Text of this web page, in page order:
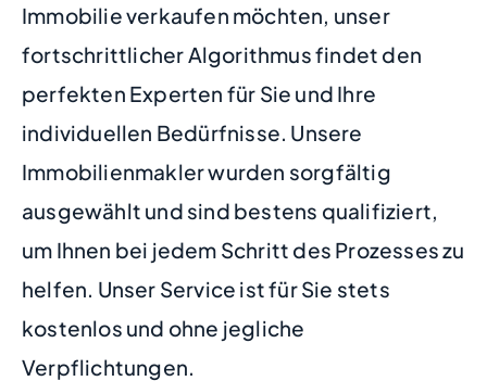
Immobilie verkaufen möchten, unser
fortschrittlicher Algorithmus findet den
perfekten Experten für Sie und Ihre
individuellen Bedürfnisse. Unsere
Immobilienmakler wurden sorgfältig
ausgewählt und sind bestens qualifiziert,
um Ihnen bei jedem Schritt des Prozesses zu
helfen. Unser Service ist für Sie stets
kostenlos und ohne jegliche
Verpflichtungen.